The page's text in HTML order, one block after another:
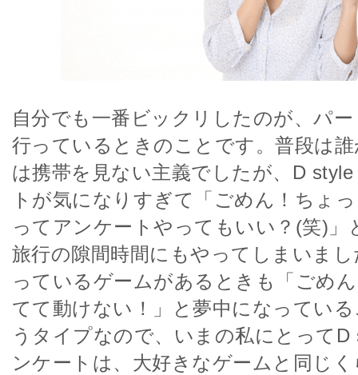
自分でも一番ビックリしたのが、パ
行っているときのことです。普段は
は携帯を見ない主義でしたが、D
トが気になりすぎて「ごめん！ちょ
ってアンケートやってもいい？(笑)」
旅行の隙間時間にもやってしまいま
っているゲームがあるときも「ごめ
てて動けない！」と夢中になってい
うタイプなので、いまの私にとってD
ンケートは、大好きなゲームと同じ